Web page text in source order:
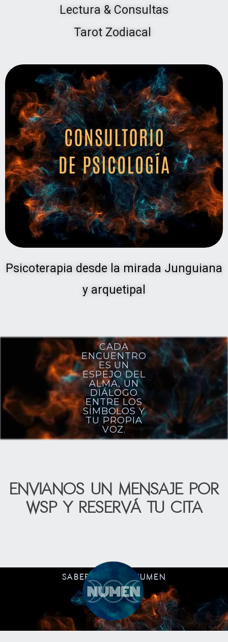
Lectura & Consultas
Tarot Zodiacal
Psicoterapia desde la mirada Junguiana
y arquetipal
CADA
ENCUENTRO
ES UN
ESPEJO DEL
ALMA, UN
DIÁLOGO
ENTRE LOS
SÍMBOLOS Y
TU PROPIA
VOZ.
Envianos un mensaje por
wsp y reservá tu cita
SABER MÁS DE NUMEN